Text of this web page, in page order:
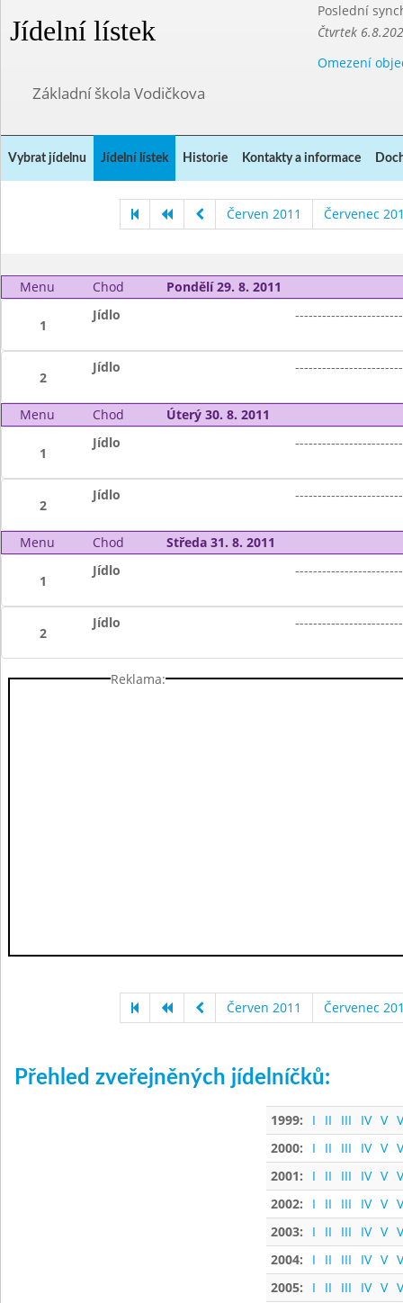
Jídelní lístek
Poslední
Čtvrtek
Omezení
Základní škola Vodičkova
Vybrat jídelnu Jídelní lístek Historie Kontakty a informace
Červen 2011 Červenec
Menu Chod Pondělí 29. 8. 2011
1
Jídlo
2
Jídlo
Menu Chod Úterý 30. 8. 2011
1
Jídlo
2
Jídlo
Menu Chod Středa 31. 8. 2011
1
Jídlo
2
Jídlo
Reklama:
Červen 2011 Červenec
Přehled zveřejněných jídelníčků:
1999: I II III IV V
2000:
I II III IV V
2001:
I II III IV V
2002:
I II III IV V
2003:
I II III IV V
2004:
I II III IV V
2005:
I II III IV V